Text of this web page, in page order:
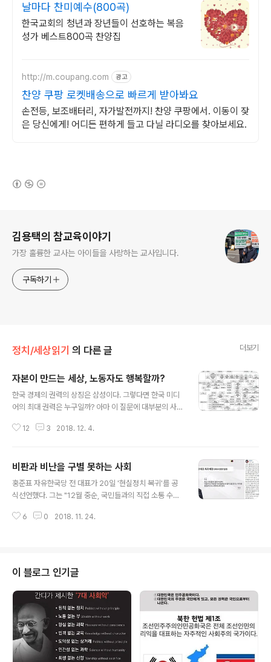
날마다 찬미예수(800곡)
한국교회의 청년과 장년들이 선호하는 복음
성가 베스트800곡 찬양집
http://m.coupang.com 광고
찬양 쿠팡 로켓배송으로 빠르게 받아봐요
손전등, 보조배터리, 자가발전까지! 찬양 쿠팡에서. 이동이 잦
은 당신에게! 어디든 편하게 들고 다닐 라디오를 찾아보세요.
김용택의 참교육이야기
가장 훌륭한 교사는 아이들을 사랑하는 교사입니다.
구독하기
정치/세상읽기 의 다른 글 더보기
자본이 만드는 세상, 노동자도 행복할까?
한국 경제의 권력의 상징은 삼성이다. 그렇다면 한국 미디
어의 최대 권력은 누구일까? 아마 이 질문에 대부분의 사람
만든 신문은 노동자들의 목소리를 대변하지만 재벌이 만든
사람들이 재벌이 만든 신문을 더 좋아한다. 재벌이 만든 신
문을 보는 사람들은 삶은 노동자지만 머릿속 생각은 재벌
의 가치관을 가지고 있다. 신문에 진실만이 담겨 있다고 믿
로기에 교묘하게 마취되어 있다는 사실을 모르고 있다. 설
12 3 2018. 12. 4.
비판과 비난을 구별 못하는 사회
홍준표 자유한국당 전 대표가 20일 '현실정치 복귀'를 공
식선언했다. 그는 "12월 중순, 국민들과의 직접 소통 수단
한 비전과 정책을 펼치고 프리덤 코리아를 통하여 이 땅의
있다"면서 "최근 국민들의 절반 이상이 대선이나 지방선거
때의 홍준표의 말이 옳았다는 지적에 힘입어 다시 시작 하
고자 한다"고 했다. ‘개그계여 긴장하라, 홍준표대표 복귀
격하게 환영한다, 꼭 종신 대표를 맡아야. 반드시 거목으로
다시 태어나 큰 웃음 안겨주길 바란다...’ 홍전대표의 정계
복귀를 보고..
6 0 2018. 11. 24.
이 블로그 인기글